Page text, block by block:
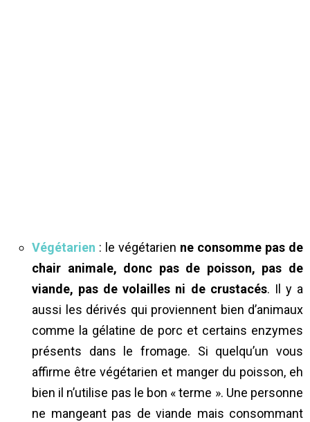
Végétarien : le végétarien ne consomme pas de
chair animale, donc pas de poisson, pas de
viande, pas de volailles ni de crustacés. Il y a
aussi les dérivés qui proviennent bien d’animaux
comme la gélatine de porc et certains enzymes
présents dans le fromage. Si quelqu’un vous
affirme être végétarien et manger du poisson, eh
bien il n’utilise pas le bon « terme ». Une personne
ne mangeant pas de viande mais consommant